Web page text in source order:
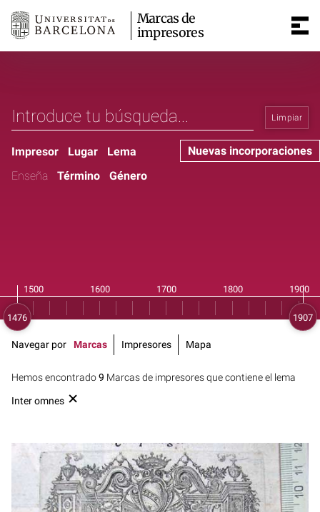
Marcas de
impresores
Limpiar
Nuevas incorporaciones
Impresor Lugar
Lema
Enseña
Término Género
Hemos encontrado9 Marcas de impresores que contiene el lema
Inter omnes
Navegar por Marcas Impresores Mapa